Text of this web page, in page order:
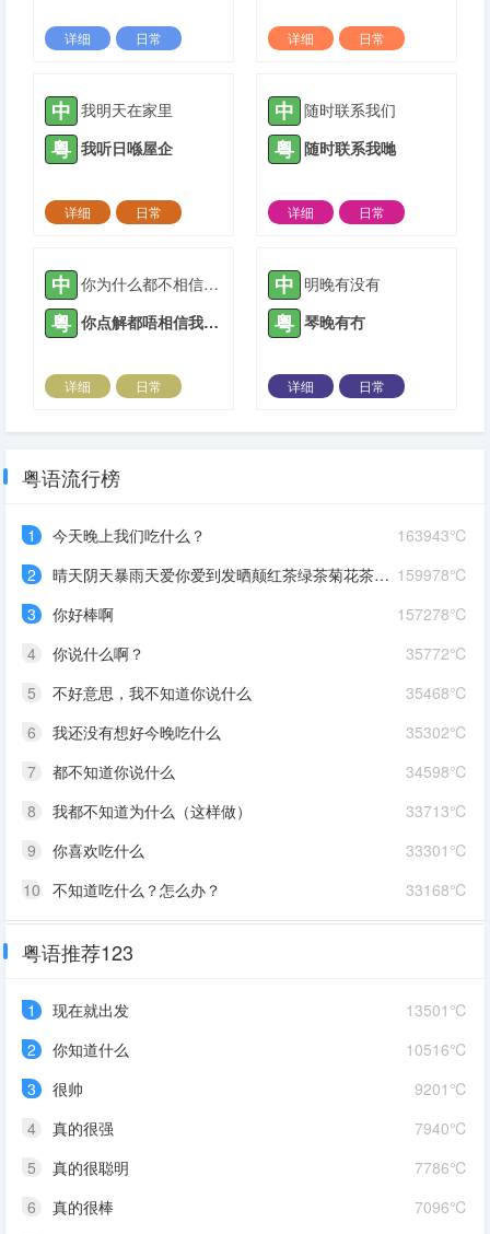
详细
日常
详细
日常
中 我明天在家里
粤 我听日喺屋企
详细
日常
中 随时联系我们
粤 随时联系我哋
详细
日常
中 你为什么都不相信我说的话嘞
粤 你点解都唔相信我讲嘅话嘞
详细
日常
中 明晚有没有
粤 琴晚有冇
详细
日常
粤语流行榜
163943℃
1
今天晚上我们吃什么？
159978℃
2
晴天阴天暴雨天爱你爱到发晒颠红茶绿茶菊花茶爱你爱到蒙查查
157278℃
3
你好棒啊
35772℃
4
你说什么啊？
35468℃
5
不好意思，我不知道你说什么
35302℃
6
我还没有想好今晚吃什么
34598℃
7
都不知道你说什么
33713℃
8
我都不知道为什么（这样做）
33301℃
9
你喜欢吃什么
33168℃
10 不知道吃什么？怎么办？
粤语推荐123
13501℃
1
现在就出发
10516℃
2
你知道什么
9201℃
3
很帅
7940℃
4
真的很强
7786℃
5
真的很聪明
7096℃
6
真的很棒